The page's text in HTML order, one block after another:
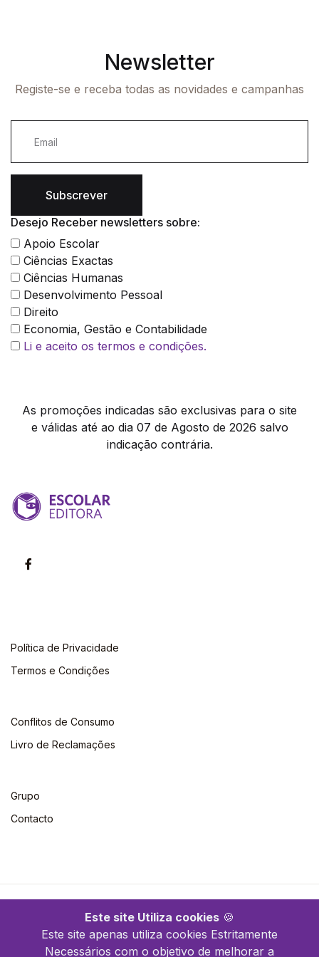
Este site Utiliza cookies 🍪
Este site apenas utiliza cookies Estritamente
Necessários com o objetivo de melhorar a
Newsletter
Registe-se e receba todas as novidades e campanhas
Subscrever
Desejo Receber newsletters sobre:
Apoio Escolar
Ciências Exactas
Ciências Humanas
Desenvolvimento Pessoal
Direito
Economia, Gestão e Contabilidade
Li e aceito os termos e condições.
As promoções indicadas são exclusivas para o site
e válidas até ao dia 07 de Agosto de 2026 salvo
indicação contrária.
Política de Privacidade
Termos e Condições
Conflitos de Consumo
Livro de Reclamações
Grupo
Contacto
©2026 Escolar. Todos os direitos reservados